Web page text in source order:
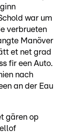
war um
verbrueten
Manöver
et net grad
fir een Auto.
nach
an der Eau
gären op